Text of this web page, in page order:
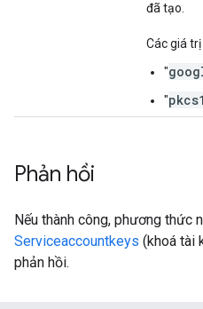
đã tạo.
Các giá
"
"
Phản hồi
Nếu thành công, phương thức
Serviceaccountkeys (khoá tài
phản hồi.